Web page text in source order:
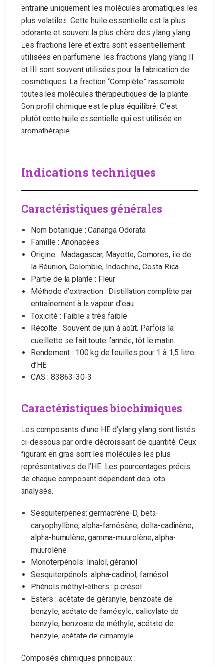
entraine uniquement les molécules aromatiques les
plus volatiles. Cette huile essentielle est la plus
odorante et souvent la plus chère des ylang ylang.
Les fractions Ière et extra sont essentiellement
utilisées en parfumerie. les fractions ylang ylang II
et III sont souvent utilisées pour la fabrication de
cosmétiques. La fraction “Complète” rassemble
toutes les molécules thérapeutiques de la plante.
Son profil chimique est le plus équilibré. C’est
plutôt cette huile essentielle qui est utilisée en
aromathérapie.
Indications techniques
Caractéristiques générales
Nom botanique : Cananga Odorata
Famille : Anonacées
Origine : Madagascar, Mayotte, Comores, île de
la Réunion, Colombie, Indochine, Costa Rica
Partie de la plante : Fleur
Méthode d’extraction : Distillation complète par
entraînement à la vapeur d’eau
Toxicité : Faible à très faible
Récolte : Souvent de juin à août. Parfois la
cueillette se fait toute l’année, tôt le matin.
Rendement : 100 kg de feuilles pour 1 à 1,5 litre
d’HE
CAS : 83863-30-3
Caractéristiques biochimiques
Les composants d’une HE d’ylang ylang sont listés
ci-dessous par ordre décroissant de quantité. Ceux
figurant en gras sont les molécules les plus
représentatives de l’HE. Les pourcentages précis
de chaque composant dépendent des lots
analysés.
Sesquiterpenes: germacréne-D, beta-
caryophyllène, alpha-farnésène, delta-cadinène,
alpha-humulène, gamma-muurolène, alpha-
muurolène
Monoterpénols: linalol, géraniol
Sesquiterpénols: alpha-cadinol, farnésol
Phénols méthyl-éthers : p.crésol
Esters : acétate de géranyle, benzoate de
benzyle, acétate de farnésyle, salicylate de
benzyle, benzoate de méthyle, acétate de
benzyle, acétate de cinnamyle
Composés chimiques principaux :